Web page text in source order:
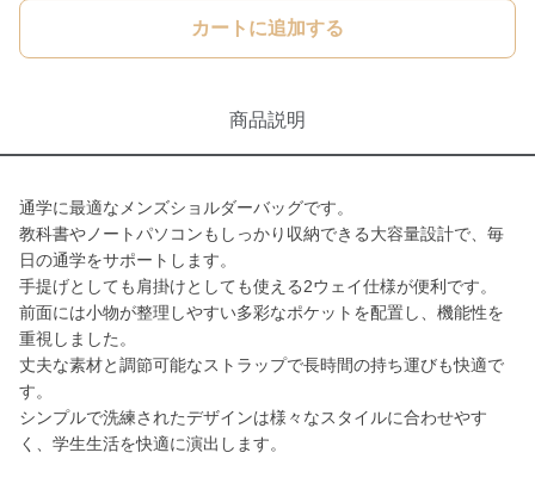
カートに追加する
商品説明
通学に最適なメンズショルダーバッグです。
教科書やノートパソコンもしっかり収納できる大容量設計で、毎
日の通学をサポートします。
手提げとしても肩掛けとしても使える2ウェイ仕様が便利です。
前面には小物が整理しやすい多彩なポケットを配置し、機能性を
重視しました。
丈夫な素材と調節可能なストラップで長時間の持ち運びも快適で
す。
シンプルで洗練されたデザインは様々なスタイルに合わせやす
く、学生生活を快適に演出します。